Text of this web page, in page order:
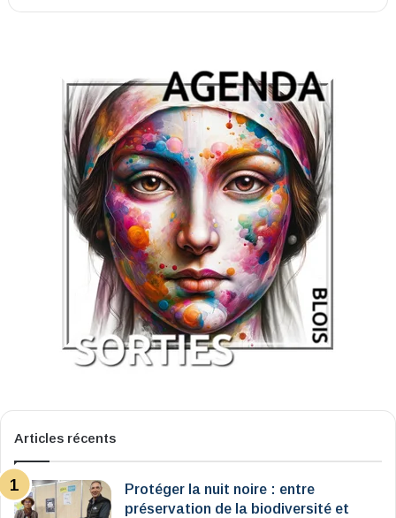
Articles récents
Protéger la nuit noire : entre
préservation de la biodiversité et